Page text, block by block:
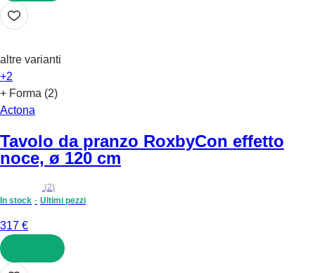
AGGIUNGI
altre varianti
+2
+ Forma (2)
Actona
Tavolo da pranzo RoxbyCon effetto
noce, ø 120 cm
(2)
In stock
Ultimi pezzi
317 €
AGGIUNGI